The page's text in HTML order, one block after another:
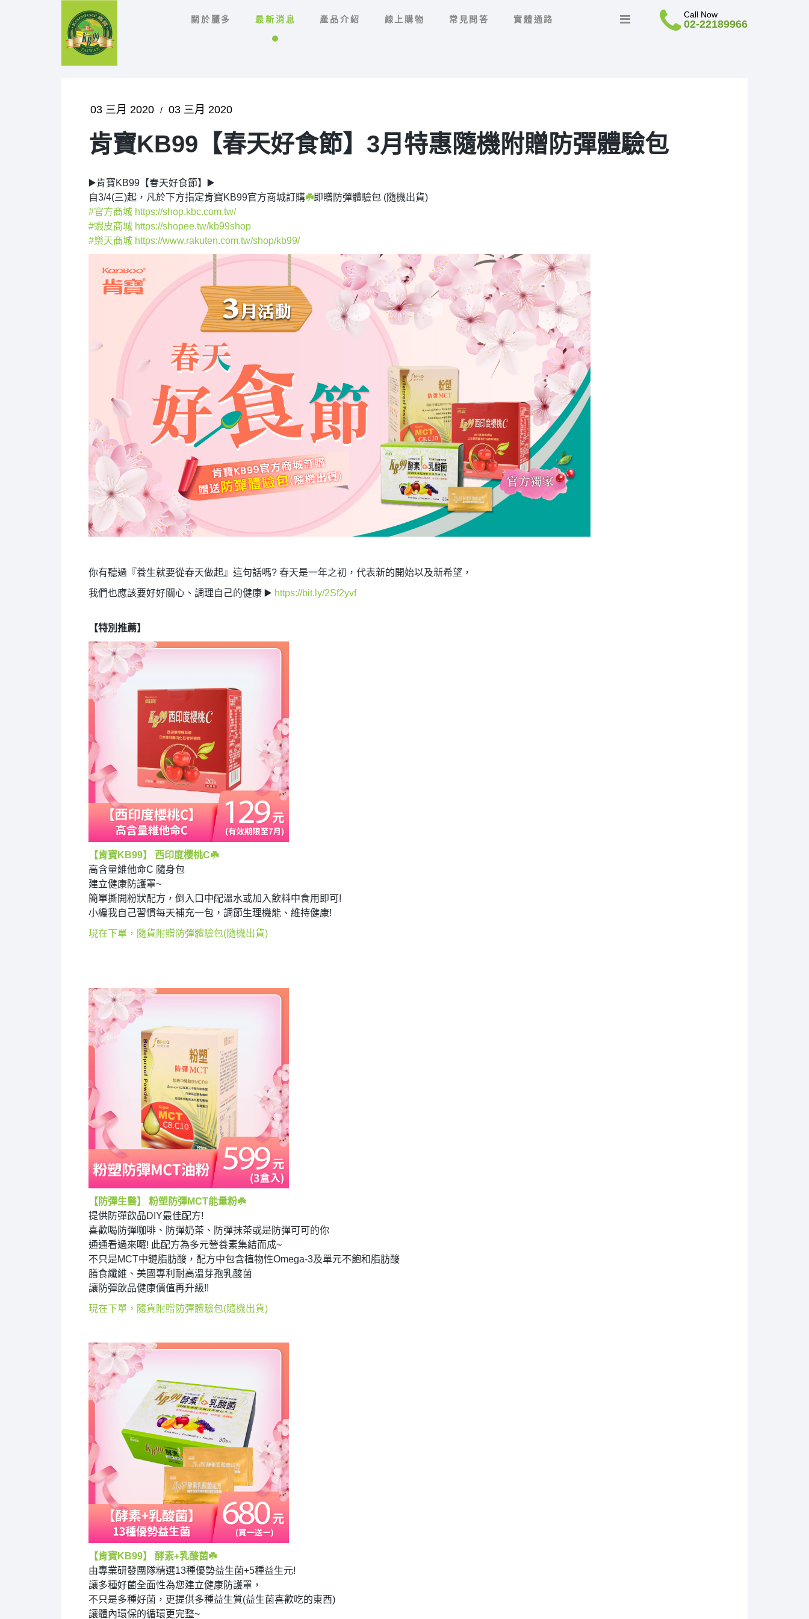
關於麗多 最新消息 產品介紹 線上購物 常見問答 實體通路 Call Now
02-22189966
03 三月 2020 03 三月 2020
肯寶KB99【春天好食節】3月特惠隨機附贈防彈體驗包
▶️肯寶KB99【春天好食節】▶️
自3/4(三)起，凡於下方指定肯寶KB99官方商城訂購☘️即贈防彈體驗包 (隨機出貨)
#官方商城 https://shop.kbc.com.tw/
#蝦皮商城 https://shopee.tw/kb99shop
#樂天商城 https://www.rakuten.com.tw/shop/kb99/
你有聽過『養生就要從春天做起』這句話嗎? 春天是一年之初，代表新的開始以及新希望，
我們也應該要好好關心、調理自己的健康 ▶️ https://bit.ly/2Sf2yvf
【特別推薦】
【肯寶KB99】 西印度櫻桃C☘️
高含量維他命C 隨身包
建立健康防護罩~
簡單撕開粉狀配方，倒入口中配溫水或加入飲料中食用即可!
小編我自己習慣每天補充一包，調節生理機能、維持健康!
現在下單，隨貨附贈防彈體驗包(隨機出貨)
【防彈生醫】 粉塑防彈MCT能量粉☘️
提供防彈飲品DIY最佳配方!
喜歡喝防彈咖啡、防彈奶茶、防彈抹茶或是防彈可可的你
通通看過來囉! 此配方為多元營養素集結而成~
不只是MCT中鏈脂肪酸，配方中包含植物性Omega-3及單元不飽和脂肪酸
膳食纖維、美國專利耐高溫芽孢乳酸菌
讓防彈飲品健康價值再升級!!
現在下單，隨貨附贈防彈體驗包(隨機出貨)
【肯寶KB99】 酵素+乳酸菌☘️
由專業研發團隊精選13種優勢益生菌+5種益生元!
讓多種好菌全面性為您建立健康防護罩，
不只是多種好菌，更提供多種益生質(益生菌喜歡吃的東西)
讓體內環保的循環更完整~